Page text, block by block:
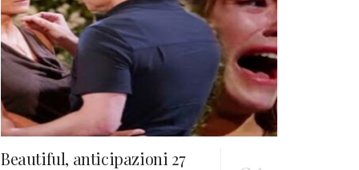
Beautiful, anticipazioni 27